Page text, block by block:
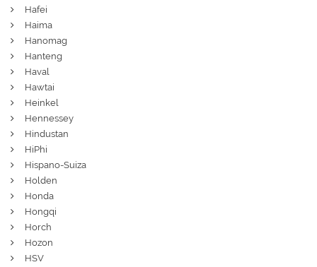
Hafei
Haima
Hanomag
Hanteng
Haval
Hawtai
Heinkel
Hennessey
Hindustan
HiPhi
Hispano-Suiza
Holden
Honda
Hongqi
Horch
Hozon
HSV